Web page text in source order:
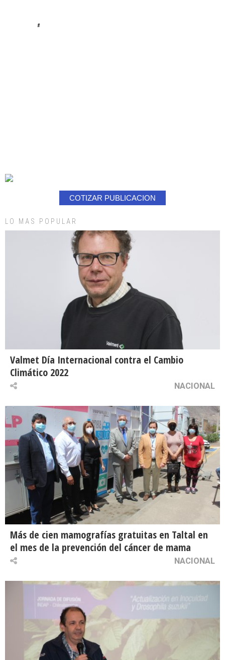
#
COTIZAR PUBLICACION
LO MAS POPULAR
Valmet Día Internacional contra el Cambio
Climático 2022
NACIONAL
Más de cien mamografías gratuitas en Taltal en
el mes de la prevención del cáncer de mama
NACIONAL